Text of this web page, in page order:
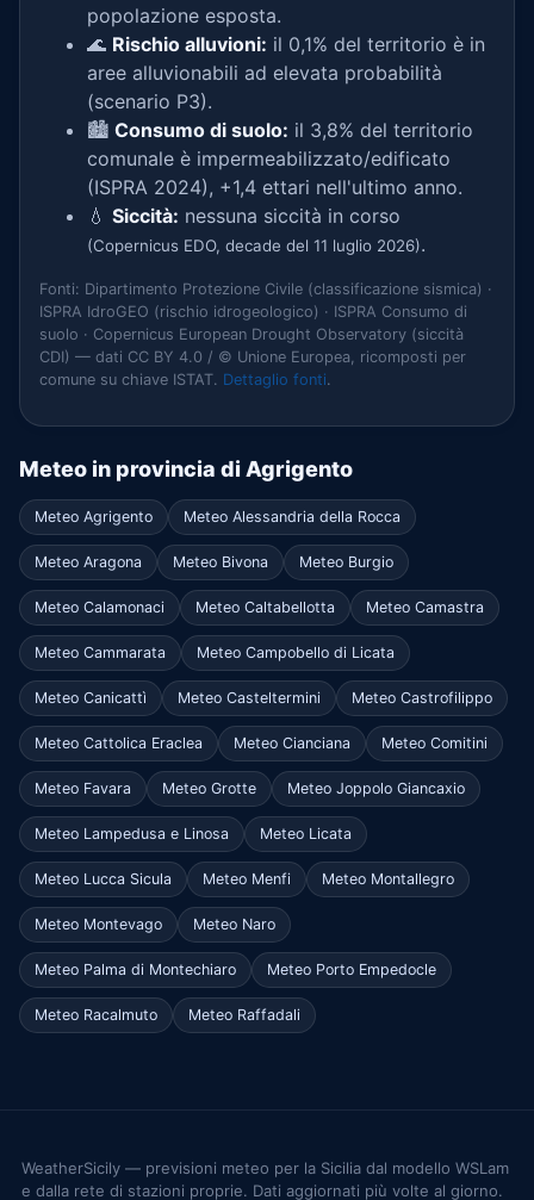
popolazione esposta.
🌊 Rischio alluvioni: il 0,1% del territorio è in
aree alluvionabili ad elevata probabilità
(scenario P3).
🏙️ Consumo di suolo: il 3,8% del territorio
comunale è impermeabilizzato/edificato
(ISPRA 2024), +1,4 ettari nell'ultimo anno.
💧 Siccità: nessuna siccità in corso
(Copernicus EDO, decade del 11 luglio 2026).
Fonti: Dipartimento Protezione Civile (classificazione sismica) ·
ISPRA IdroGEO (rischio idrogeologico) · ISPRA Consumo di
suolo · Copernicus European Drought Observatory (siccità
CDI) — dati CC BY 4.0 / © Unione Europea, ricomposti per
comune su chiave ISTAT. Dettaglio fonti.
Meteo in provincia di Agrigento
Meteo Agrigento Meteo Alessandria della Rocca
Meteo Aragona Meteo Bivona Meteo Burgio
Meteo Calamonaci Meteo Caltabellotta Meteo Camastra
Meteo Cammarata Meteo Campobello di Licata
Meteo Canicattì Meteo Casteltermini Meteo Castrofilippo
Meteo Cattolica Eraclea Meteo Cianciana Meteo Comitini
Meteo Favara Meteo Grotte Meteo Joppolo Giancaxio
Meteo Lampedusa e Linosa Meteo Licata
Meteo Lucca Sicula Meteo Menfi Meteo Montallegro
Meteo Montevago Meteo Naro
Meteo Palma di Montechiaro Meteo Porto Empedocle
Meteo Racalmuto Meteo Raffadali
WeatherSicily — previsioni meteo per la Sicilia dal modello WSLam
e dalla rete di stazioni proprie. Dati aggiornati più volte al giorno.